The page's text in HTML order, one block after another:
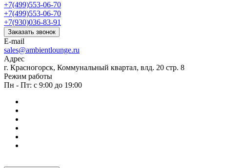
+7(499)553-06-70
+7(499)553-06-70
+7(930)036-83-91
Заказать звонок
E-mail
sales@ambientlounge.ru
Адрес
г. Красногорск, Коммунальный квартал, влд. 20 стр. 8
Режим работы
Пн - Пт: с 9:00 до 19:00